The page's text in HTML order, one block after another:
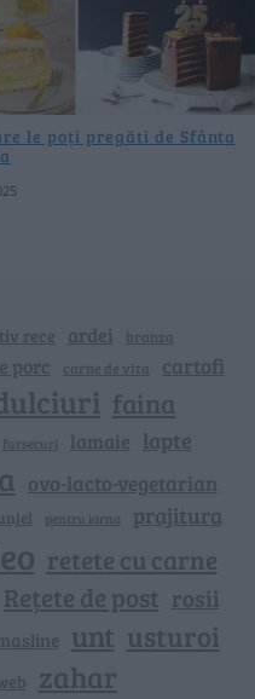
le poți pregăti de Sfânta
rece ardei branza
porc carne de vita cartofi
faina
fursecuri lamaie lapte
ovo-lacto-vegetarian
pentru iarna prajitura
retete cu carne
Rețete de post rosii
unt usturoi
zahar